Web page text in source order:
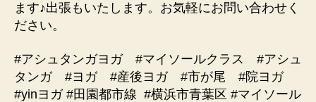
ます♪出張もいたします。お気軽にお問い合わせく
ださい。
#アシュタンガヨガ #マイソールクラス #アシュ
タンガ #ヨガ #産後ヨガ #市が尾 #院ヨガ
#yinヨガ #田園都市線 #横浜市青葉区 #マイソール